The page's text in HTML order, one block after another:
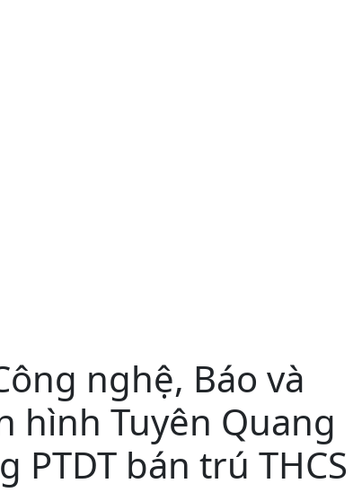
nghệ, Báo và
hình Tuyên Quang
bán trú THCS